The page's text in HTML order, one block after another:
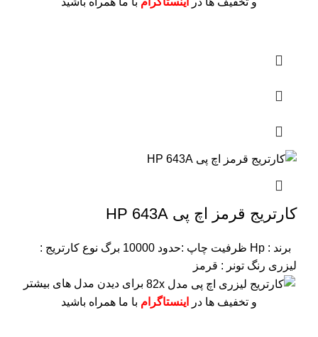
کارتریج قرمز اچ پی HP 643A
برند : Hp ظرفیت چاپ :حدود 10000 برگ
نوع کارتریج :
لیزری رنگ تونر : قرمز
برای دیدن مدل های بیشتر
و تخفیف ها در
اینستاگرام با ما همراه باشید